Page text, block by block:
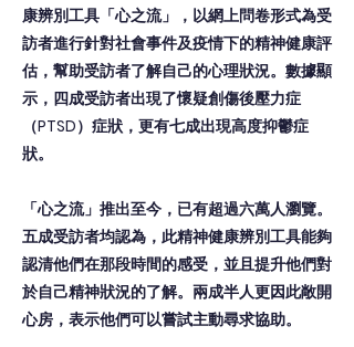
康辨別工具「心之流」，以網上問卷形式為受
訪者進行針對社會事件及疫情下的精神健康評
估，幫助受訪者了解自己的心理狀況。數據顯
示，四成受訪者出現了懷疑創傷後壓力症
（PTSD）症狀，更有七成出現高度抑鬱症
狀。
「心之流」推出至今，已有超過六萬人瀏覽。
五成受訪者均認為，此精神健康辨別工具能夠
認清他們在那段時間的感受，並且提升他們對
於自己精神狀況的了解。兩成半人更因此敞開
心房，表示他們可以嘗試主動尋求協助。